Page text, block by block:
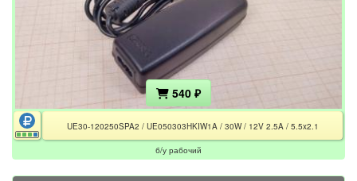
540 ₽
UE30-120250SPA2 / UE050303HKIW1A / 30W / 12V 2.5A / 5.5x2.1
б/у рабочий